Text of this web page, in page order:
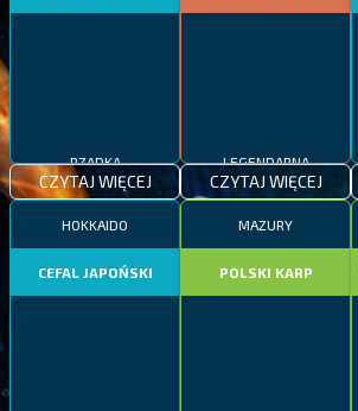
CZYTAJ WIĘCEJ CZYTAJ WIĘCEJ
HOKKAIDO
CEFAL JAPOŃSKI
MAZURY
POLSKI KARP